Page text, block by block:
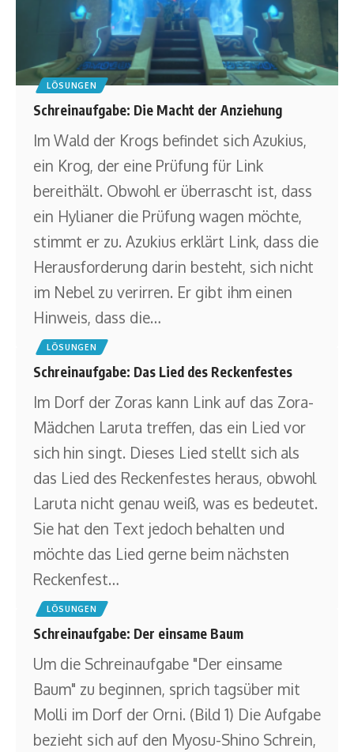
LÖSUNGEN
Schreinaufgabe: Die Macht der Anziehung
Im Wald der Krogs befindet sich Azukius,
ein Krog, der eine Prüfung für Link
bereithält. Obwohl er überrascht ist, dass
ein Hylianer die Prüfung wagen möchte,
stimmt er zu. Azukius erklärt Link, dass die
Herausforderung darin besteht, sich nicht
im Nebel zu verirren. Er gibt ihm einen
Hinweis, dass die…
LÖSUNGEN
Schreinaufgabe: Das Lied des Reckenfestes
Im Dorf der Zoras kann Link auf das Zora-
Mädchen Laruta treffen, das ein Lied vor
sich hin singt. Dieses Lied stellt sich als
das Lied des Reckenfestes heraus, obwohl
Laruta nicht genau weiß, was es bedeutet.
Sie hat den Text jedoch behalten und
möchte das Lied gerne beim nächsten
Reckenfest…
LÖSUNGEN
Schreinaufgabe: Der einsame Baum
Um die Schreinaufgabe "Der einsame
Baum" zu beginnen, sprich tagsüber mit
Molli im Dorf der Orni. (Bild 1) Die Aufgabe
bezieht sich auf den Myosu-Shino Schrein,